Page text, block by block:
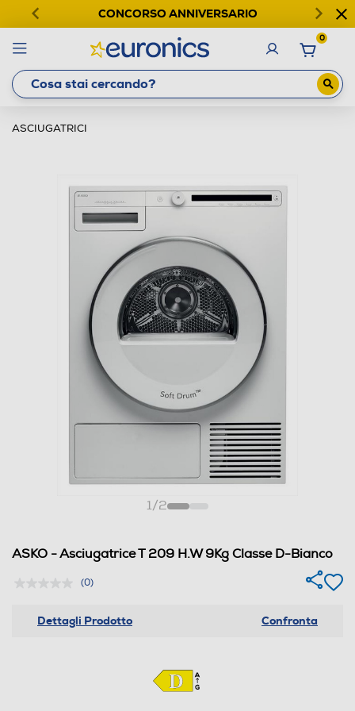
CONCORSO ANNIVERSARIO
0
ASCIUGATRICI
1/2
ASKO - Asciugatrice T 209 H.W 9Kg Classe D-Bianco
(0)
Dettagli Prodotto Confronta